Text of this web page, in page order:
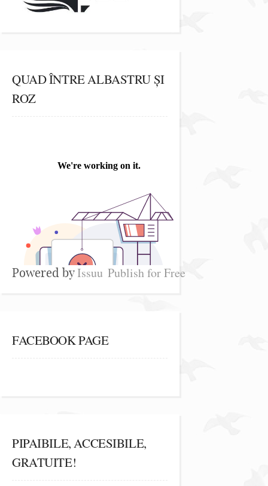
QUAD ÎNTRE ALBASTRU ȘI
ROZ
Powered byIssuu Publish for Free
FACEBOOK PAGE
PIPAIBILE, ACCESIBILE,
GRATUITE!